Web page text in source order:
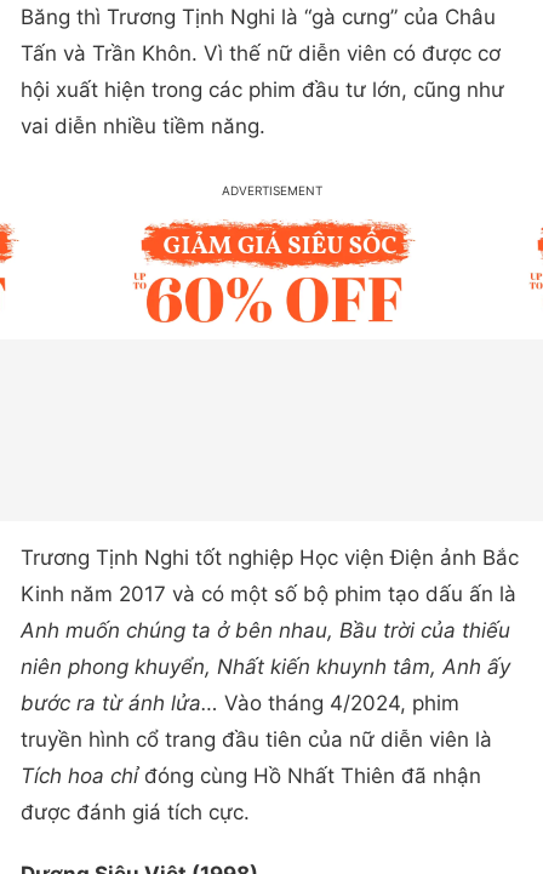
Băng thì Trương Tịnh Nghi là “gà cưng” của Châu
Tấn và Trần Khôn. Vì thế nữ diễn viên có được cơ
hội xuất hiện trong các phim đầu tư lớn, cũng như
vai diễn nhiều tiềm năng.
Trương Tịnh Nghi tốt nghiệp Học viện Điện ảnh Bắc
Kinh năm 2017 và có một số bộ phim tạo dấu ấn là
Anh muốn chúng ta ở bên nhau, Bầu trời của thiếu
niên phong khuyển, Nhất kiến khuynh tâm, Anh ấy
bước ra từ ánh lửa… Vào tháng 4/2024, phim
truyền hình cổ trang đầu tiên của nữ diễn viên là
Tích hoa chỉ đóng cùng Hồ Nhất Thiên đã nhận
được đánh giá tích cực.